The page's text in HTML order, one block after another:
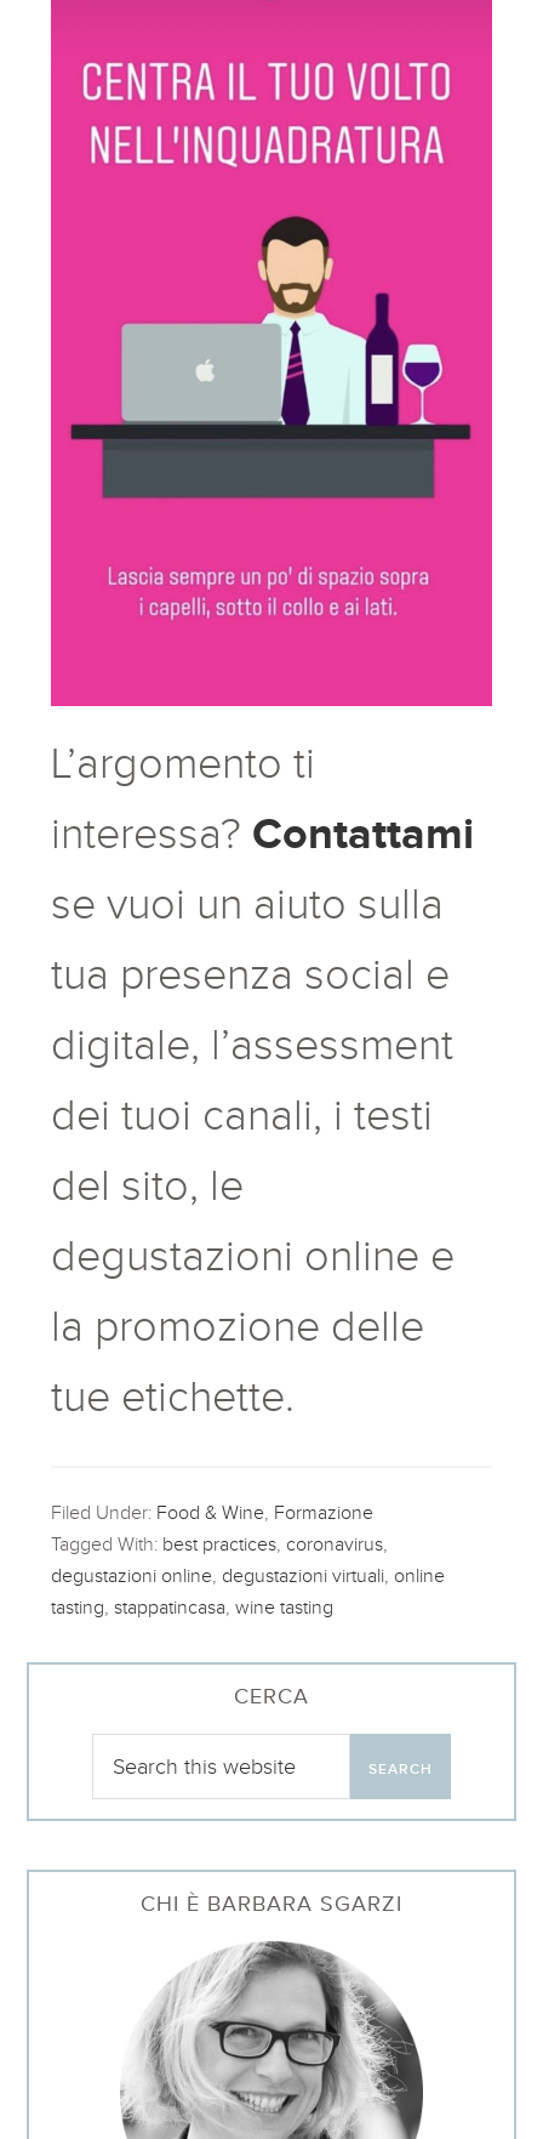
L’argomento ti
interessa? Contattami
se vuoi un aiuto sulla
tua presenza social e
digitale, l’assessment
dei tuoi canali, i testi
del sito, le
degustazioni online e
la promozione delle
tue etichette.
Filed Under: Food & Wine Formazione
Tagged With: best practices coronavirus
degustazioni online degustazioni virtuali online
tasting ,stappatincasa ,wine tasting
CERCA
CHI È BARBARA SGARZI